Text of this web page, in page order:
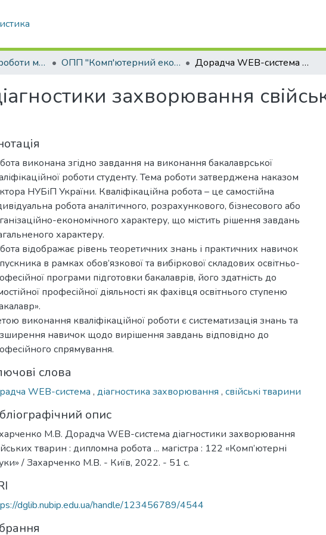
Кваліфікаційні роботи магістрів ОПП "Комп'ютерний еколого-економічний моніторинг" Дорадча WEB-система діагностики захворювання свійських тварин
захворювання
виконана згідно завдання на виконання бакалаврської
роботи студенту. Тема роботи затверджена наказом
НУБіП України. Кваліфікаційна робота – це самостійна
робота аналітичного, розрахункового, бізнесового або
економічного характеру, що містить рішення завдань
характеру.
відображає рівень теоретичних знань і практичних навичок
в рамках обов’язкової та вибіркової складових освітньо-
програми підготовки бакалаврів, його здатність до
професійної діяльності як фахівця освітнього ступеню
виконання кваліфікаційної роботи є систематизація знань та
навичок щодо вирішення завдань відповідно до
спрямування.
слова
WEB-система , діагностика захворювання , свійські тварини
опис
М.В. Дорадча WEB-система діагностики захворювання
тварин : дипломна робота ... магістра : 122 «Комп’ютерні
/ Захарченко М.В. - Київ, 2022. - 51 с.
dglib.nubip.edu.ua/handle/123456789/4544